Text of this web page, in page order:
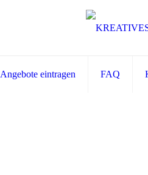
Angebote eintragen FAQ